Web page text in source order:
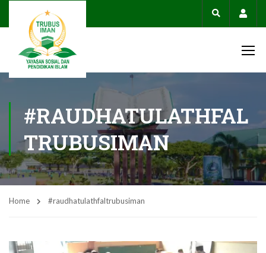
#RAUDHATULATHFAL
TRUBUSIMAN
Home #raudhatulathfaltrubusiman